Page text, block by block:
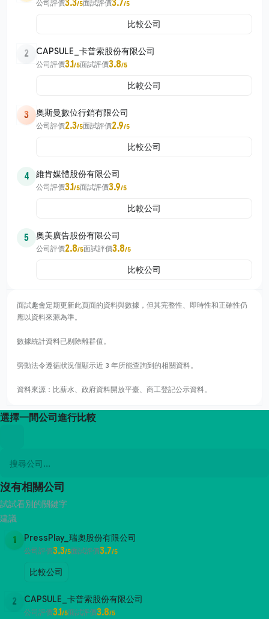
公司評價3.3/5面試評價3.7/5
比較公司
2 CAPSULE_卡普索股份有限公司
公司評價3.1/5面試評價3.8/5
比較公司
3 奧斯曼數位行銷有限公司
公司評價2.3/5面試評價2.9/5
比較公司
4 維肯媒體股份有限公司
公司評價3.1/5面試評價3.9/5
比較公司
5 奧美廣告股份有限公司
公司評價2.8/5面試評價3.8/5
比較公司
面試趣會定期更新此頁面的資料與數據，但其完整性、即時性和正確性仍
應以資料來源為準。
數據統計資料已剔除離群值。
勞動法令遵循狀況僅顯示近 3 年所能查詢到的相關資料。
資料來源：比薪水、政府資料開放平臺、商工登記公示資料。
選擇一間公司進行比較
沒有相關公司
試試看別的關鍵字
建議
1 PressPlay_瑞奧股份有限公司
公司評價3.3/5面試評價3.7/5
比較公司
2 CAPSULE_卡普索股份有限公司
公司評價3.1/5面試評價3.8/5